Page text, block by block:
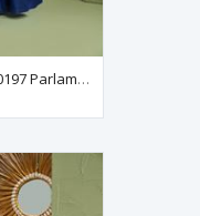
Pax 2-6 Yaş Kız Çocuk Elbise 20197 Parlament